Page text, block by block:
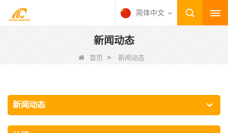
简体中文
新闻动态
首页 > 新闻动态
新闻动态